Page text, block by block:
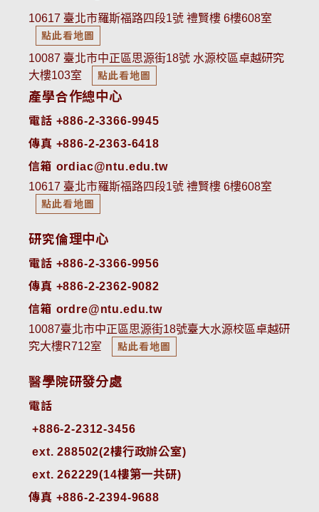
10617 臺北市羅斯福路四段1號 禮賢樓 6樓608室
點此看地圖
10087 臺北市中正區思源街18號 水源校區卓越研究
大樓103室
點此看地圖
產學合作總中心
電話 +886-2-3366-9945
傳真 +886-2-2363-6418
信箱 ordiac@ntu.edu.tw
10617 臺北市羅斯福路四段1號 禮賢樓 6樓608室
點此看地圖
研究倫理中心
電話 +886-2-3366-9956
傳真 +886-2-2362-9082
信箱 ordre@ntu.edu.tw
10087臺北市中正區思源街18號臺大水源校區卓越研
究大樓R712室
點此看地圖
醫學院研發分處
電話
ext. 288502(2樓行政辦公室)
ext. 262229(14樓第一共研)
傳真 +886-2-2394-9688